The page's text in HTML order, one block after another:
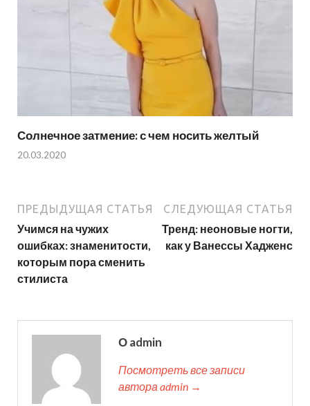
Солнечное затмение: с чем носить желтый
20.03.2020
ПРЕДЫДУЩАЯ СТАТЬЯ
Учимся на чужих
ошибках: знаменитости,
которым пора сменить
стилиста
СЛЕДУЮЩАЯ СТАТЬЯ
Тренд: неоновые ногти,
как у Ванессы Хадженс
О admin
Посмотреть все записи
автора admin →